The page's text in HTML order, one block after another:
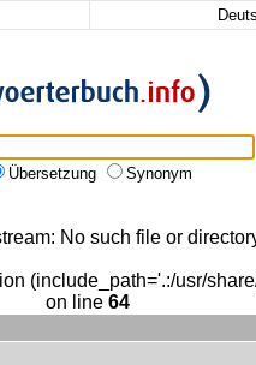
Übersetzung
Synonym
No such file or
(include_path='.:/usr/
on line 64